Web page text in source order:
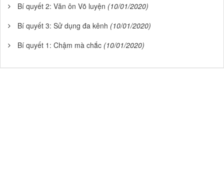
Bí quyết 2: Văn ôn Võ luyện (10/01/2020)
Bí quyết 3: Sử dụng đa kênh (10/01/2020)
Bí quyết 1: Chậm mà chắc (10/01/2020)